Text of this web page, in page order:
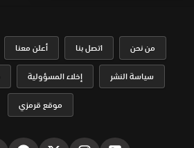
من نحن اتصل بنا أعلن معنا
سياسة النشر
إخلاء المسؤولية
موقع قرمزي